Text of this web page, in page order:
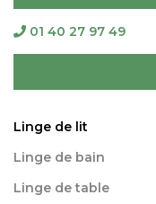
01 40 27 97 49
Linge de lit
Linge de bain
Linge de table